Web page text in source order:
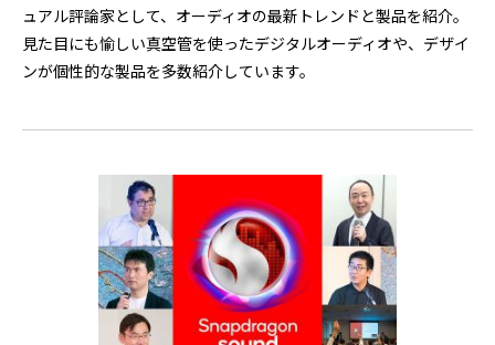
ュアル評論家として、オーディオの最新トレンドと製品を紹介。
見た目にも愉しい真空管を使ったデジタルオーディオや、デザイ
ンが個性的な製品を多数紹介しています。